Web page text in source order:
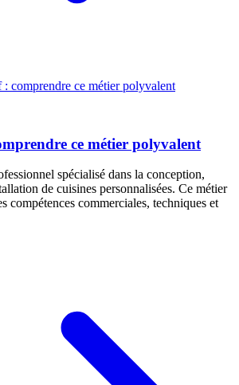
ce métier polyvalent
spécialisé dans la conception,
de cuisines personnalisées. Ce métier
compétences commerciales, techniques et